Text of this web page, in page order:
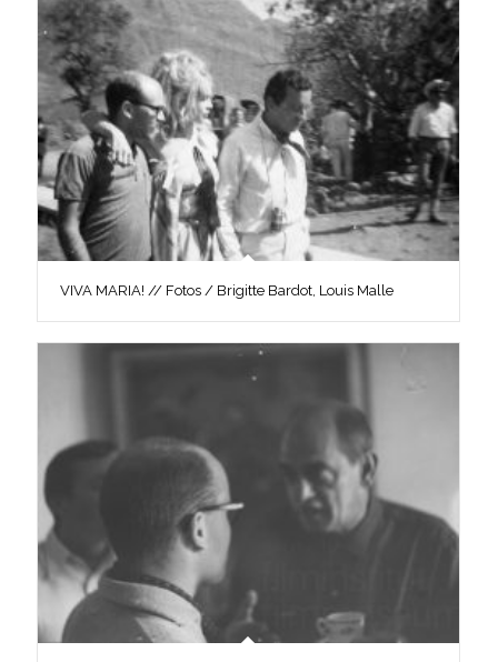
VIVA MARIA! // Fotos / Brigitte Bardot, Louis Malle